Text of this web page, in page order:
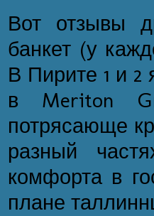
Вот отзывы
банкет (у
В Пирите 1 и 2
в Meriton
потрясающе
разный
комфорта в
плане